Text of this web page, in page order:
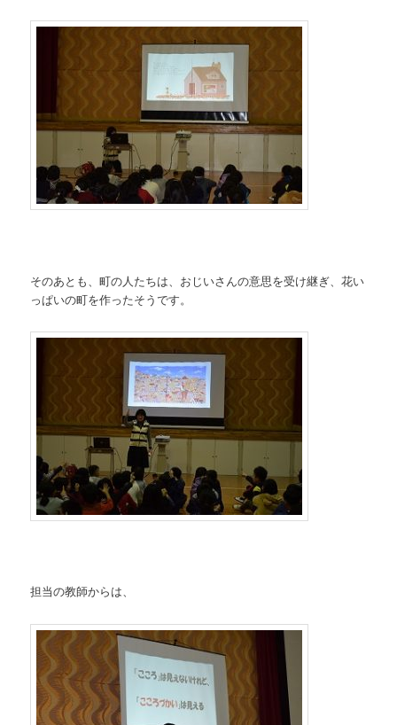
そのあとも、町の人たちは、おじいさんの意思を受け継ぎ、花い
っぱいの町を作ったそうです。
担当の教師からは、